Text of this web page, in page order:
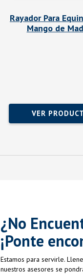
Rayador Para
Mango de
VER
¿No
¡Ponte
Estamos para servirle.
nuestros asesores se